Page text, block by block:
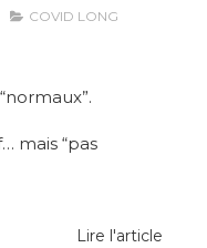
COVID LONG
mais “pas
Lire l'article